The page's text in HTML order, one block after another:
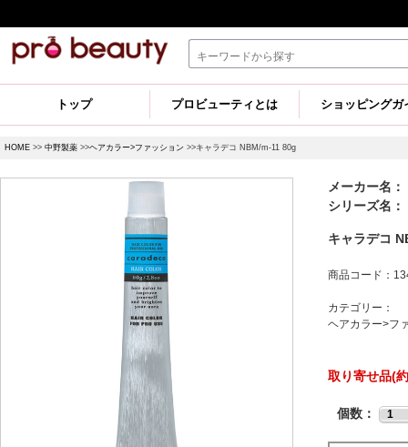
トップ プロビューティとは ショッピングガ
HOME >> 中野製薬 >>ヘアカラー>ファッション >>キャラデコ NBM/m-11 80g
メーカー名
シリーズ名
キャラデコ
商品コード：
カテゴリー：
ヘアカラー>フ
取り寄せ品(
個数：